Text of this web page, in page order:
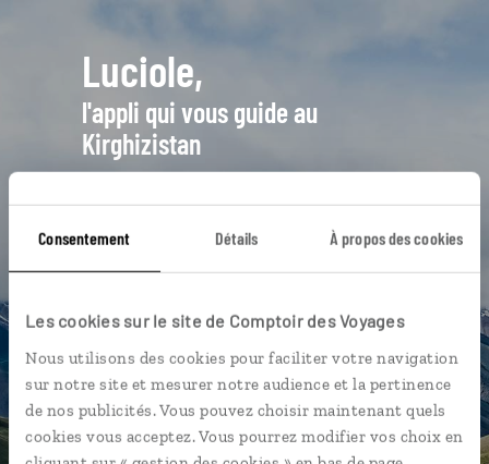
Consentement Détails À propos des cookies
Les cookies sur le site de Comptoir des Voyages
Nous utilisons des cookies pour faciliter votre navigation
sur notre site et mesurer notre audience et la pertinence
de nos publicités. Vous pouvez choisir maintenant quels
cookies vous acceptez. Vous pourrez modifier vos choix en
Luciole,
l'appli qui vous guide au
Kirghizistan
géolocalisées
L'album souvenirs à composer
vous-même